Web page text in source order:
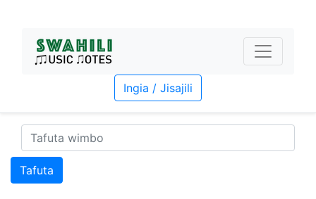
Ingia / Jisajili
Tafuta